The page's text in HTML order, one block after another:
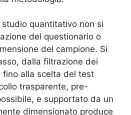
quantitativo non si
del questionario o
del campione. Si
dalla filtrazione dei
alla scelta del test
trasparente, pre-
e supportato da un
dimensionato produce